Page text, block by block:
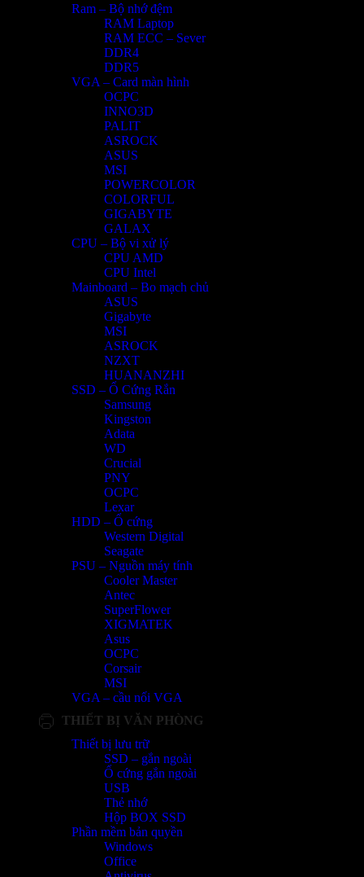
Ram – Bộ nhớ đệm
RAM Laptop
RAM ECC – Sever
DDR4
DDR5
VGA – Card màn hình
OCPC
INNO3D
PALIT
ASROCK
ASUS
MSI
POWERCOLOR
COLORFUL
GIGABYTE
GALAX
CPU – Bộ vi xử lý
CPU AMD
CPU Intel
Mainboard – Bo mạch chủ
ASUS
Gigabyte
MSI
ASROCK
NZXT
HUANANZHI
SSD – Ổ Cứng Rắn
Samsung
Kingston
Adata
WD
Crucial
PNY
OCPC
Lexar
HDD – Ổ cứng
Western Digital
Seagate
PSU – Nguồn máy tính
Cooler Master
Antec
SuperFlower
XIGMATEK
Asus
OCPC
Corsair
MSI
VGA – cầu nối VGA
THIẾT BỊ VĂN PHÒNG
Thiết bị lưu trữ
SSD – gắn ngoài
Ổ cứng gắn ngoài
USB
Thẻ nhớ
Hộp BOX SSD
Phần mềm bản quyền
Windows
Office